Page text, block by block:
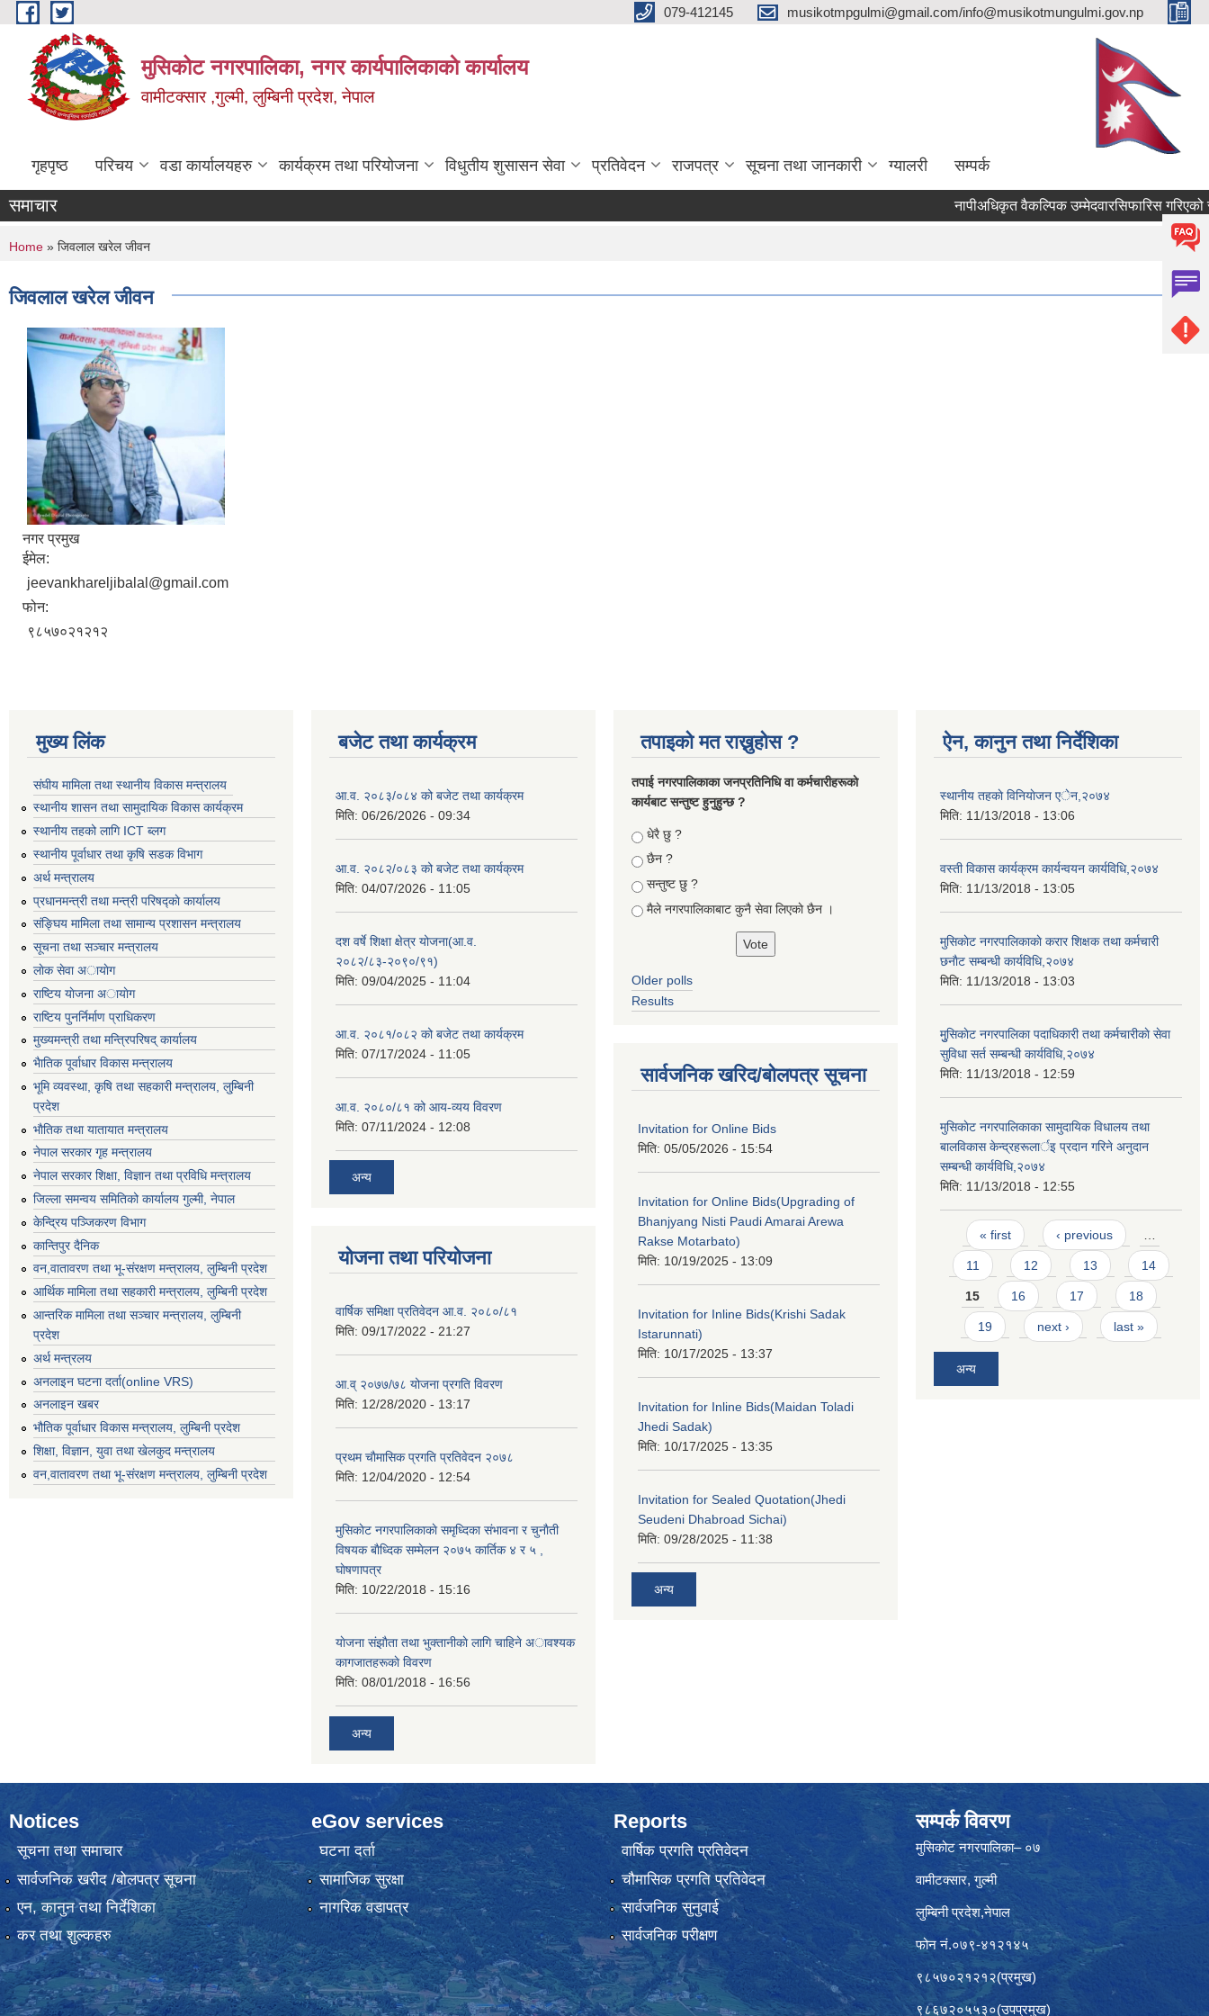
Skip to main content 079-412145 musikotmpgulmi@gmail.com/info@musikotmungulmi.gov.np
मुसिकोट नगरपालिका, नगर कार्यपालिकाकाे कार्यालय
वामीटक्सार ,गुल्मी, लुम्बिनी प्रदेश, नेपाल
गृहपृष्ठ परिचय वडा कार्यालयहरु कार्यक्रम तथा परियोजना विधुतीय शुसासन सेवा प्रतिवेदन राजपत्र सूचना तथा जानकारी ग्यालरी सम्पर्क
समाचार नापीअधिकृत वैकल्पिक उम्मेदवारसिफारिस गरिएको
You are here
Home » जिवलाल खरेल जीवन
जिवलाल खरेल जीवन
नगर प्रमुख
ईमेल:
jeevankhareljibalal@gmail.com
फोन:
९८५७०२१२१२
मुख्य लिंक
संघीय मामिला तथा स्थानीय विकास मन्त्रालय
स्थानीय शासन तथा सामुदायिक विकास कार्यक्रम
स्थानीय तहको लागि ICT ब्लग
स्थानीय पूर्वाधार तथा कृषि सडक विभाग
अर्थ मन्त्रालय
प्रधानमन्त्री तथा मन्त्री परिषद्काे कार्यालय
संङ्घिय मामिला तथा सामान्य प्रशासन मन्त्रालय
सूचना तथा सञ्चार मन्त्रालय
लाेक सेवा अायाेग
राष्टिय याेजना अायाेग
राष्टिय पुनर्निर्माण प्राधिकरण
मुख्यमन्त्री तथा मन्त्रिपरिषद् कार्यालय
भैातिक पूर्वाधार विकास मन्त्रालय
भूमि व्यवस्था, कृषि तथा सहकारी मन्त्रालय, लु्म्बिनी
प्रदेश
भाैतिक तथा यातायात मन्त्रालय
नेपाल सरकार गृह मन्त्रालय
नेपाल सरकार शिक्षा, विज्ञान तथा प्रविधि मन्त्रालय
जिल्ला समन्वय समितिको कार्यालय गुल्मी, नेपाल
केन्द्रिय पञ्जिकरण विभाग
कान्तिपुर दैनिक
वन,वातावरण तथा भू-संरक्षण मन्त्रालय, लुम्बिनी प्रदेश
आर्थिक मामिला तथा सहकारी मन्त्रालय, लुम्बिनी प्रदेश
आन्तरिक मामिला तथा सञ्चार मन्त्रालय, लुम्बिनी
प्रदेश
अर्थ मन्त्रलय
अनलाइन घटना दर्ता(online VRS)
अनलाइन खबर
भौतिक पूर्वाधार विकास मन्त्रालय, लुम्बिनी प्रदेश
शिक्षा, विज्ञान, युवा तथा खेलकुद मन्‍‍त्रालय
वन,वातावरण तथा भू-संरक्षण मन्त्रालय, लुम्बिनी प्रदेश
बजेट तथा कार्यक्रम
आ.व. २०८३/०८४ को बजेट तथा कार्यक्रम
मिति: 06/26/2026 - 09:34
आ.व. २०८२/०८३ को बजेट तथा कार्यक्रम
मिति: 04/07/2026 - 11:05
दश वर्षे शिक्षा क्षेत्र योजना(आ.व.
२०८२/८३-२०९०/९१)
मिति: 09/04/2025 - 11:04
आ.व. २०८१/०८२ को बजेट तथा कार्यक्रम
मिति: 07/17/2024 - 11:05
आ.व. २०८०/८१ को आय-व्यय विवरण
मिति: 07/11/2024 - 12:08
अन्य
योजना तथा परियोजना
वार्षिक समिक्षा प्रतिवेदन आ.व. २०८०/८१
मिति: 09/17/2022 - 21:27
आ.व् २०७७/७८ योजना प्रगति विवरण
मिति: 12/28/2020 - 13:17
प्रथम चाैमासिक प्रगति प्रतिवेदन २०७८
मिति: 12/04/2020 - 12:54
मुसिकाेट नगरपालिकाकाे समृध्दिका संभावना र चुनाैती
विषयक बाैध्दिक सम्मेलन २०७५ कार्तिक ४ र ५ ,
घाेषणापत्र
मिति: 10/22/2018 - 15:16
याेजना संझाैता तथा भुक्तानीकाे लागि चाहिने अावश्यक
कागजातहरूकाे विवरण
मिति: 08/01/2018 - 16:56
अन्य
तपाइको मत राख्नुहोस ?
तपा‌ई नगरपालिकाका जनप्रतिनिधि वा कर्मचारीहरूकाे
कार्यबाट सन्तुष्ट हुनुहुन्छ ?
Choices
धेरै छु ?
छैन ?
सन्तुष्ट छु ?
मैले नगरपालिकाबाट कुनै सेवा लिएकाे छैन ।
Older polls
Results
सार्वजनिक खरिद/बोलपत्र सूचना
Invitation for Online Bids
मिति: 05/05/2026 - 15:54
Invitation for Online Bids(Upgrading of
Bhanjyang Nisti Paudi Amarai Arewa
Rakse Motarbato)
मिति: 10/19/2025 - 13:09
Invitation for Inline Bids(Krishi Sadak
Istarunnati)
मिति: 10/17/2025 - 13:37
Invitation for Inline Bids(Maidan Toladi
Jhedi Sadak)
मिति: 10/17/2025 - 13:35
Invitation for Sealed Quotation(Jhedi
Seudeni Dhabroad Sichai)
मिति: 09/28/2025 - 11:38
अन्य
ऐन, कानुन तथा निर्देशिका
स्थानीय तहकाे विनियाेजन एेन,२०७४
मिति: 11/13/2018 - 13:06
वस्ती विकास कार्यक्रम कार्यन्वयन कार्यविधि,२०७४
मिति: 11/13/2018 - 13:05
मुसिकाेट नगरपालिकाकाे करार शिक्षक तथा कर्मचारी
छनाैट सम्बन्धी कार्यविधि,२०७४
मिति: 11/13/2018 - 13:03
मुुसिकाेट नगरपालिका पदाधिकारी तथा कर्मचारीकाे सेवा
सुविधा सर्त सम्बन्धी कार्यविधि,२०७४
मिति: 11/13/2018 - 12:59
मुसिकाेट नगरपालिकाका सामुदायिक विधालय तथा
बालविकास केन्द्रहरूलार्इ प्रदान गरिने अनुदान
सम्बन्धी कार्यविधि,२०७४
मिति: 11/13/2018 - 12:55
Pages
« first ‹ previous …
11 12 13 14
15 16 17 18
19 next › last »
अन्य
Notices
सूचना तथा समाचार
सार्वजनिक खरीद /बोलपत्र सूचना
एन, कानुन तथा निर्देशिका
कर तथा शुल्कहरु
eGov services
घटना दर्ता
सामाजिक सुरक्षा
नागरिक वडापत्र
Reports
वार्षिक प्रगति प्रतिवेदन
चौमासिक प्रगति प्रतिवेदन
सार्वजनिक सुनुवाई
सार्वजनिक परीक्षण
सम्पर्क विवरण
मुसिकोट नगरपालिका– ०७
वामीटक्सार, गुल्मी
लुम्बिनी प्रदेश,नेपाल
फोन नं.०७९-४१२१४५
९८५७०२१२१२(प्रमुख)
९८६७२०५५३०(उपप्रमुख)